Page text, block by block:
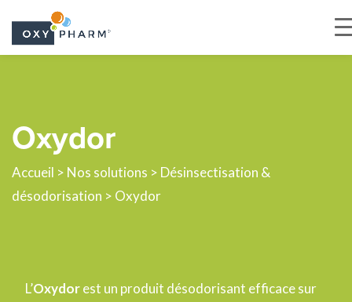
content
Oxydor
Accueil > Nos solutions > Désinsectisation &
désodorisation > Oxydor
L’Oxydorest un produit désodorisant efficace sur